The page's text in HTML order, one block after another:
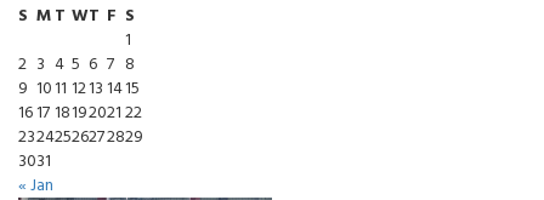
S MT WT F S
1
2 3 4 5 6 7 8
9 1011 12131415
16171819202122
23242526272829
3031
« Jan